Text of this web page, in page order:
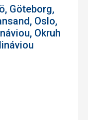
Göteborg,
Oslo,
Okruh